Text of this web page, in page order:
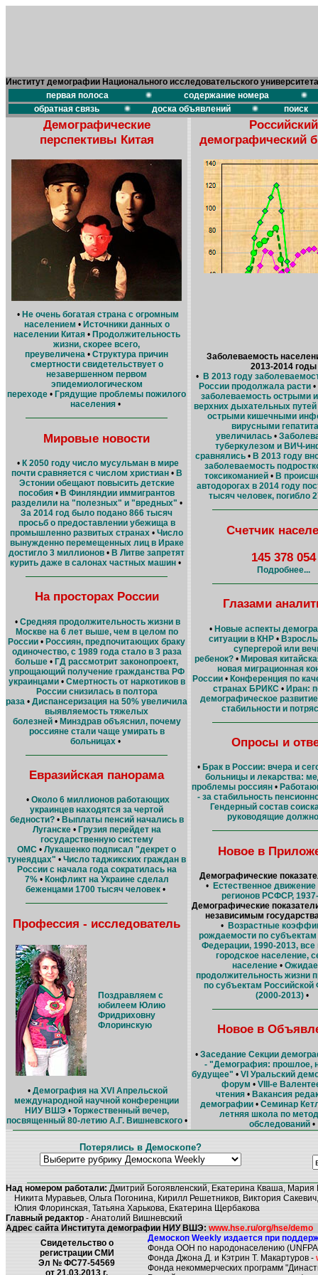
Институт демографии Национального исследовательского
первая полоса
содержание номера
обратная связь
доска объявлений поиск
Демографические
перспективы Китая
• Не очень богатая страна с огромным
населением • Источники данных о
населении Китая• Продолжительность
жизни, скорее всего,
преувеличена • Структура причин
смертности свидетельствует о
незавершенном первом
эпидемиологическом
переходе • Грядущие проблемы пожилого
населения •
Мировые новости
• К 2050 году число мусульман в мире
почти сравняется с числом христиан• В
Эстонии обещают повысить детские
пособия • В Финляндии иммигрантов
разделили на "полезных" и "вредных" •
За 2014 год было подано 866 тысяч
просьб о предоставлении убежища в
промышленно развитых странах • Число
вынужденно перемещенных лиц в Ираке
достигло 3 миллионов • В Литве запретят
курить даже в салонах частных машин •
На просторах России
• Средняя продолжительность жизни в
Москве на 6 лет выше, чем в целом по
России • Россиян, предпочитающих браку
одиночество, с 1989 года стало в 3 раза
больше • ГД рассмотрит законопроект,
упрощающий получение гражданства РФ
украинцами• Смертность от наркотиков в
России снизилась в полтора
раза • Диспансеризация на 50% увеличила
выявляемость тяжелых
болезней• Минздрав объяснил, почему
россияне стали чаще умирать в
больницах •
Евразийская панорама
• Около 6 миллионов работающих
украинцев находятся за чертой
бедности?• Выплаты пенсий начались в
Луганске• Грузия перейдет на
государственную систему
ОМС • Лукашенко подписал "декрет о
тунеядцах" • Число таджикских граждан в
России с начала года сократилась на
7%• Конфликт на Украине сделал
беженцами 1700 тысяч человек •
Профессия - исследователь
Поздравляем с
юбилеем Юлию
Фридриховну
Флоринскую
• Демография на XVI Апрельской
международной научной конференции
НИУ ВШЭ • Торжественный вечер,
посвященный 80-летию А.Г. Вишневского•
Российский
демографический
Заболеваемость
2013-2014 годы
• В 2013 году
России продолжала расти •
заболеваемость острыми
верхних дыхательных путей
острыми кишечными
вирусными
увеличилась •
туберкулезом и ВИЧ-
сравнялись • В 2013 году
заболеваемость
токсикоманией • В
автодорогах в 2014 году
тысяч человек, погибло
Счетчик
145 378 054
Подробнее...
Глазами
• Новые аспекты
ситуации в КНР •
супергерой или
ребенок? • Мировая
новая миграционная
России• Конференция по
странах БРИКС• Иран:
демографическое
стабильности и
Опросы и
• Брак в России: вчера и
больницы и лекарства:
проблемы россиян•
- за стабильность
Гендерный состав
руководящие
Новое в
Демографические
• Естественное
регионов РСФСР,
Демографические
независимым
• Возрастные
рождаемости по субъектам
Федерации, 1990-2013, все
городское население,
население •
продолжительность жизни
по субъектам Российской
(2000-2013) •
Новое в
• Заседание Cекции
- "Демография: прошлое,
будущее" • VI Уральский
форум • VIII-е
чтения • Вакансия
демографии• Семинар
летняя школа по
обследований •
Потерялись в Демоскопе?
Над номером работали:Дмитрий Богоявленский, Екатерина Кваша, Мария
Никита Муравьев, Ольга Погонина, Кирилл Решетников, Виктория
Юлия Флоринская, Татьяна Харькова, Екатерина Щербакова
Главный редактор- Анатолий Вишневский
Адрес сайта Института демографии НИУ ВШЭ: www.hse.ru/org/hse/demo
Свидетельство о
регистрации СМИ
Эл № ФС77-54569
от 21.03.2013 г.
Демоскоп Weekly издается при
Фонда ООН по народонаселению
Фонда Джона Д. и Кэтрин Т. Макартуров -
Фонда некоммерческих программ